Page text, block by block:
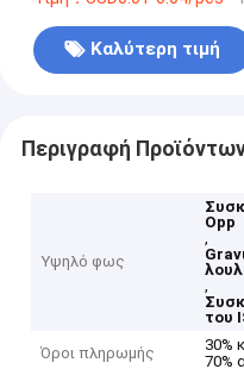
Καλύτερη τιμή
Περιγραφή
Υψηλό φως
Opp
,
,
του
Όροι πληρωμής
30%
70%